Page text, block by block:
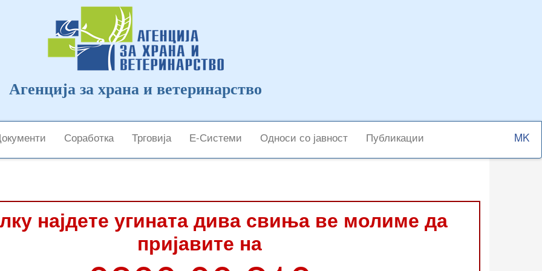
Агенција за храна и ветеринарство
Соработка Трговија Е-Системи Односи со јавност Публикации
Select
your
најдете угината дива свиња ве молиме да
пријавите на